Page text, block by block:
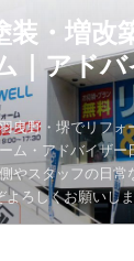
・増改
｜アド
曳野・堺でリフォ
ム・アドバイザー
やスタッフの日常
ろしくお願いしま